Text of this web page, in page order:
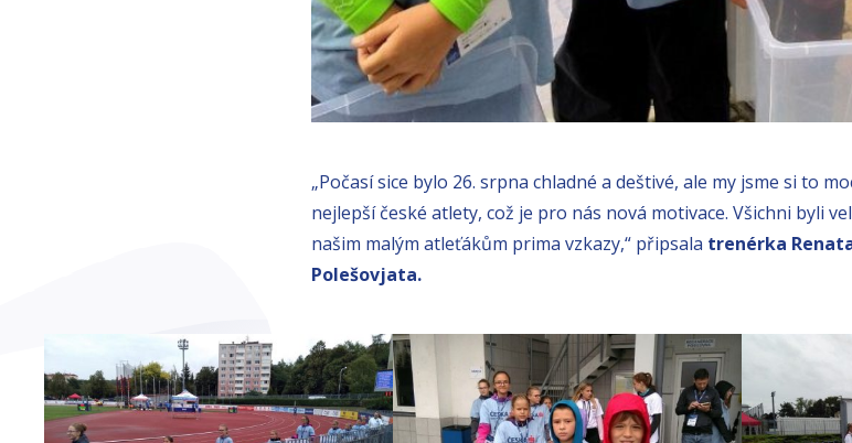
„Počasí sice bylo 26. srpna chladné a deštivé, ale my jsme si to
nejlepší české atlety, což je pro nás nová motivace. Všichni byli
našim malým atleťákům prima vzkazy,“ připsala trenérka
Polešovjata.